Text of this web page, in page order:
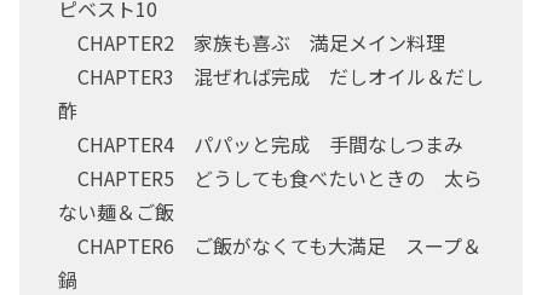
ピベスト10
CHAPTER2 家族も喜ぶ 満足メイン料理
CHAPTER3 混ぜれば完成 だしオイル＆だし
酢
CHAPTER4 パパッと完成 手間なしつまみ
CHAPTER5 どうしても食べたいときの 太ら
ない麺＆ご飯
CHAPTER6 ご飯がなくても大満足 スープ＆
鍋